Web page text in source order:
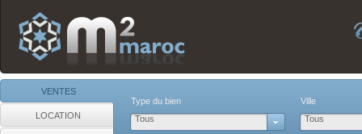
VENTES
LOCATION
Type du bien
Tous
Ville
Tous